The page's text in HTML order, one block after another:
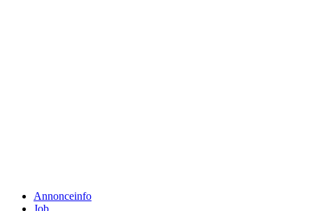
Annonceinfo